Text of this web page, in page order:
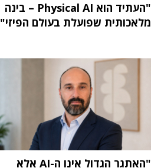
"העתיד הוא Physical AI – בינה
מלאכותית שפועלת בעולם הפיזי"
"האתגר הגדול אינו ה-AI אלא